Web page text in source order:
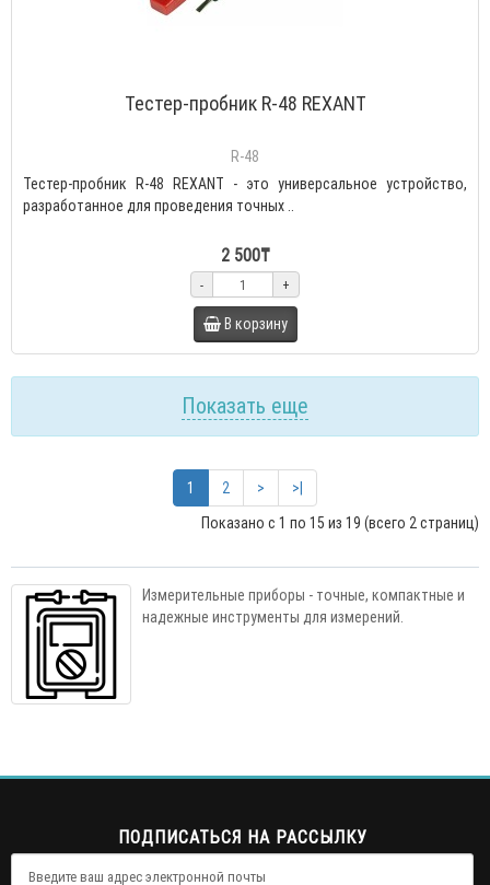
Тестер-пробник R-48 REXANT
R-48
Тестер-пробник R-48 REXANT - это универсальное устройство,
разработанное для проведения точных ..
2 500₸
- +
В корзину
Показать еще
1 2 >
>|
Показано с 1 по 15 из 19 (всего 2 страниц)
Измерительные приборы - точные, компактные и
надежные инструменты для измерений.
ПОДПИСАТЬСЯ НА РАССЫЛКУ